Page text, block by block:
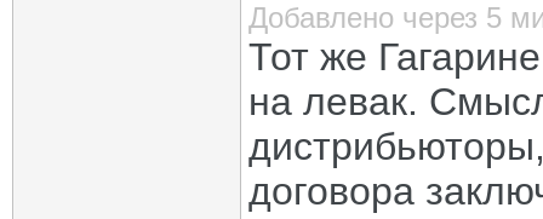
Добавлено через 5
Тот же
на левак.
договора